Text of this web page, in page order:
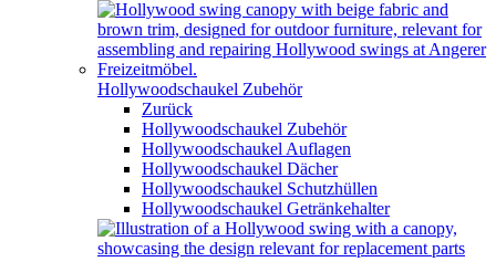
Hollywoodschaukel Zubehör
Zurück
Hollywoodschaukel Zubehör
Hollywoodschaukel Auflagen
Hollywoodschaukel Dächer
Hollywoodschaukel Schutzhüllen
Hollywoodschaukel Getränkehalter